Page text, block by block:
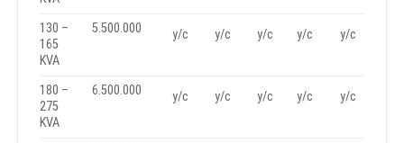
130 –
165
KVA
5.500.000 y/c y/c y/c y/c y/c
180 –
275
KVA
6.500.000 y/c y/c y/c y/c y/c